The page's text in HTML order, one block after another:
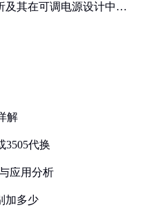
及其在可调电源设计中的
解
3505代换
应用分析
加多少